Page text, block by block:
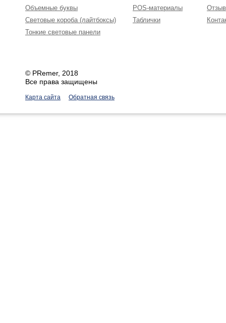
Объемные буквы
Световые короба (лайтбоксы)
Тонкие световые панели
POS-материалы
Таблички
© PRemer, 2018
Все права защищены
Карта сайта Обратная связь